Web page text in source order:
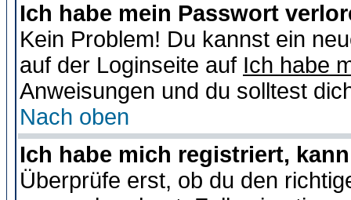
Ich habe mein Passwort
Kein Problem! Du kannst ein
auf der Loginseite auf Ich habe
Anweisungen und du solltest
Nach oben
Ich habe mich registriert,
Überprüfe erst, ob du den